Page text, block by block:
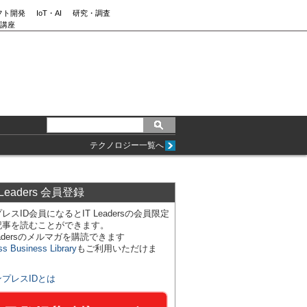
ト開発 IoT・AI
研究・調査
座
テクノロジー一覧へ
会員登録
スID会員になるとIT Leadersの会員限定
を読むことができます。
のメルマガを購読できます
Business Libraryもご利用いただけま
プレスIDとは